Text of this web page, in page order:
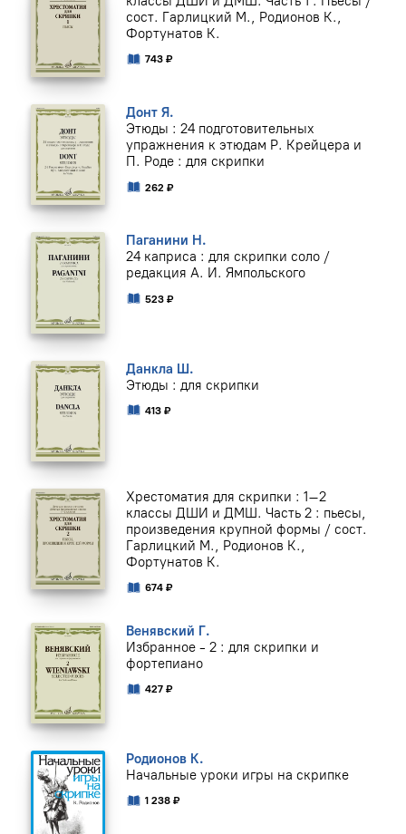
сост. Гарлицкий М., Родионов К.,
Фортунатов К.
743 ₽
Донт Я.
Этюды : 24 подготовительных
упражнения к этюдам Р. Крейцера и
П. Роде : для скрипки
262 ₽
Паганини Н.
24 каприса : для скрипки соло /
редакция А. И. Ямпольского
523 ₽
Данкла Ш.
Этюды : для скрипки
413 ₽
Хрестоматия для скрипки : 1–2
классы ДШИ и ДМШ. Часть 2 : пьесы,
произведения крупной формы / сост.
Гарлицкий М., Родионов К.,
Фортунатов К.
674 ₽
Венявский Г.
Избранное - 2 : для скрипки и
фортепиано
427 ₽
Родионов К.
Начальные уроки игры на скрипке
1 238 ₽